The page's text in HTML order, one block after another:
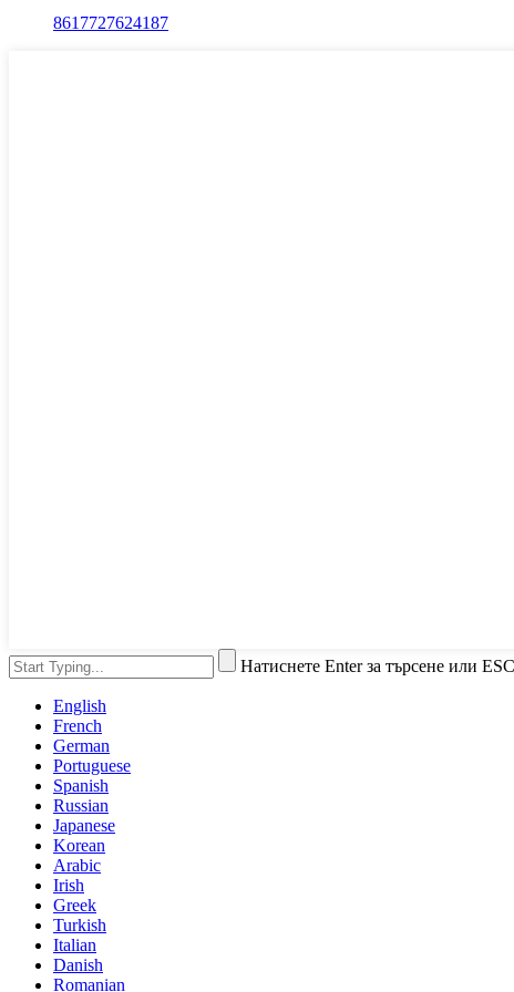
8617727624187
Натиснете Enter за търсене или
English
French
German
Portuguese
Spanish
Russian
Japanese
Korean
Arabic
Irish
Greek
Turkish
Italian
Danish
Romanian